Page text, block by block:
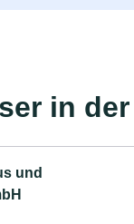
in der
und